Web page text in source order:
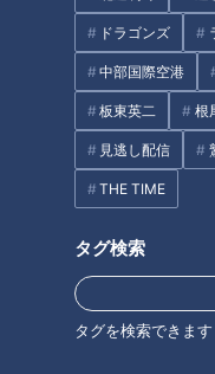
ドラゴンズ
中部国際空港
板東英二 根
見逃し配信
THE TIME
タグ検索
タグを検索できます
作った集落「菅浦」を深
【道マニア】千葉・“廃隧
【道との遭遇】
タグ